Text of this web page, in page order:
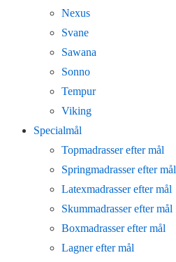
Nexus
Svane
Sawana
Sonno
Tempur
Viking
Specialmål
Topmadrasser efter mål
Springmadrasser efter mål
Latexmadrasser efter mål
Skummadrasser efter mål
Boxmadrasser efter mål
Lagner efter mål